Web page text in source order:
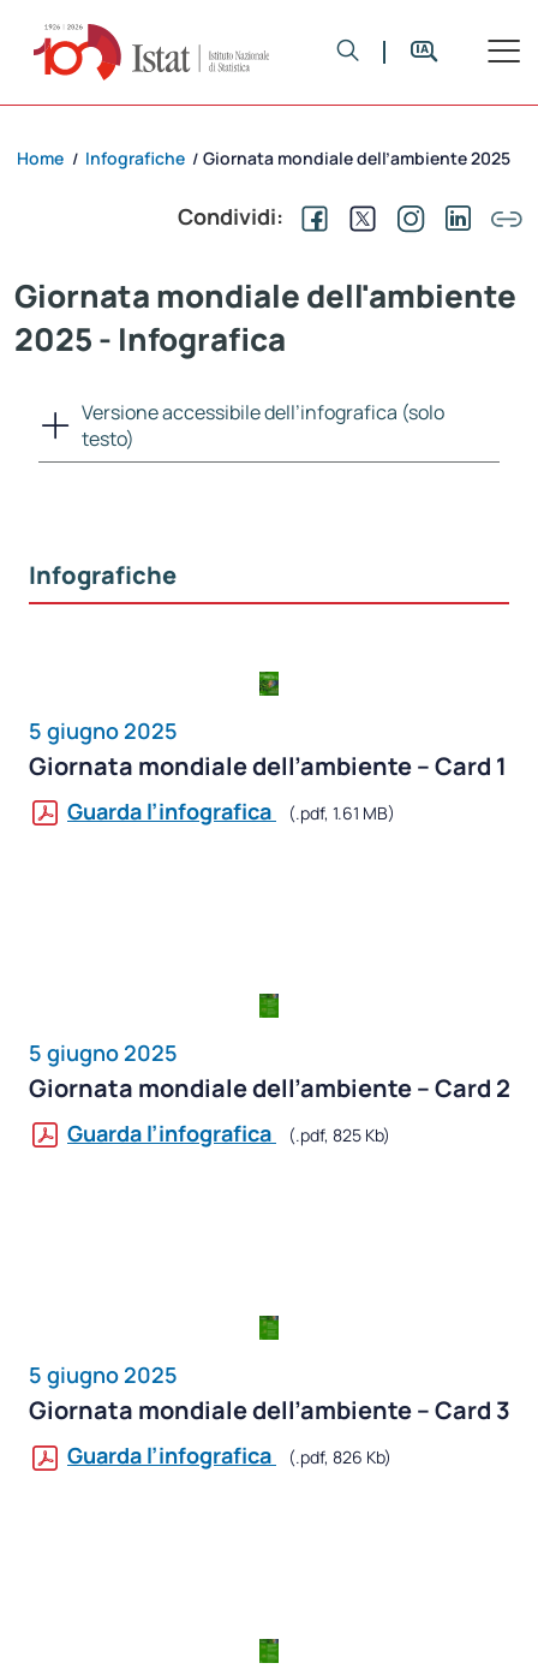
Home / Infografiche / Giornata mondiale dell’ambiente 2025
Condividi:
Giornata mondiale dell'ambiente
2025 - Infografica
Versione accessibile dell’infografica (solo
testo)
Infografiche
5 giugno 2025
Giornata mondiale dell’ambiente – Card 1
Guarda l’infografica (.pdf, 1.61 MB)
5 giugno 2025
Giornata mondiale dell’ambiente – Card 2
Guarda l’infografica (.pdf, 825 Kb)
5 giugno 2025
Giornata mondiale dell’ambiente – Card 3
Guarda l’infografica (.pdf, 826 Kb)